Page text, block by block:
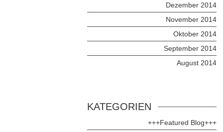
Dezember 2014
November 2014
Oktober 2014
September 2014
August 2014
KATEGORIEN
+++Featured Blog+++